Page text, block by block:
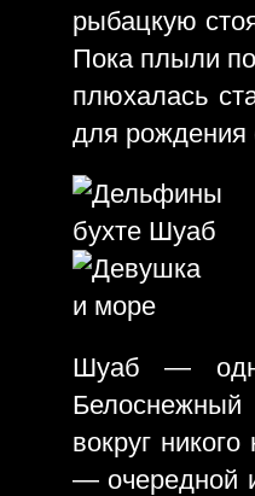
рыбацкую
Пока плыли
плюхалась
для рождения
Шуаб —
Белоснежный
вокруг
— очередной